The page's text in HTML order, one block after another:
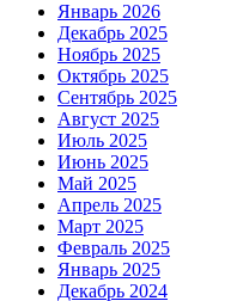
Январь 2026
Декабрь 2025
Ноябрь 2025
Октябрь 2025
Сентябрь 2025
Август 2025
Июль 2025
Июнь 2025
Май 2025
Апрель 2025
Март 2025
Февраль 2025
Январь 2025
Декабрь 2024